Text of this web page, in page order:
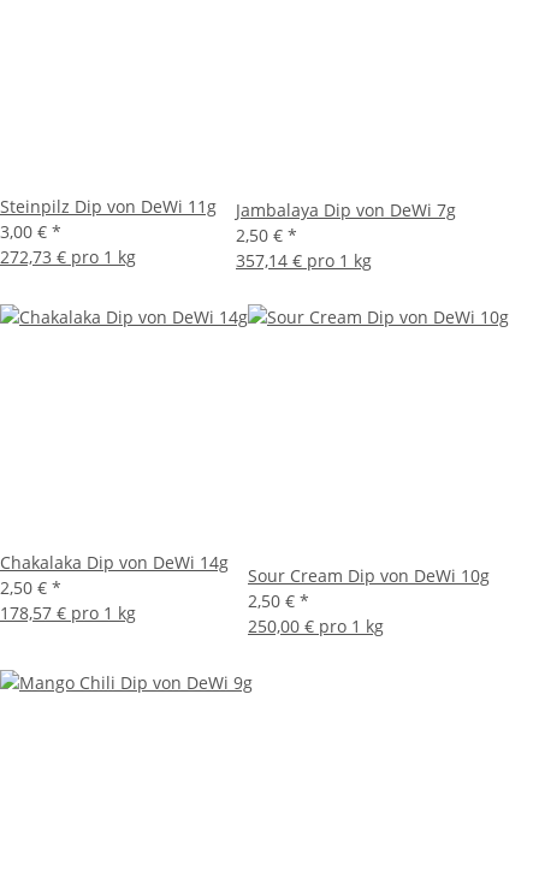
Steinpilz Dip von DeWi 11g
3,00 € *
272,73 € pro 1 kg
Jambalaya Dip von DeWi 7g
2,50 € *
357,14 € pro 1 kg
Chakalaka Dip von DeWi 14g
2,50 € *
178,57 € pro 1 kg
Sour Cream Dip von DeWi 10g
2,50 € *
250,00 € pro 1 kg